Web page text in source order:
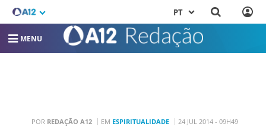
PT
MENU
POR REDAÇÃO A12 EM ESPIRITUALIDADE 24 JUL 2014 - 09H49